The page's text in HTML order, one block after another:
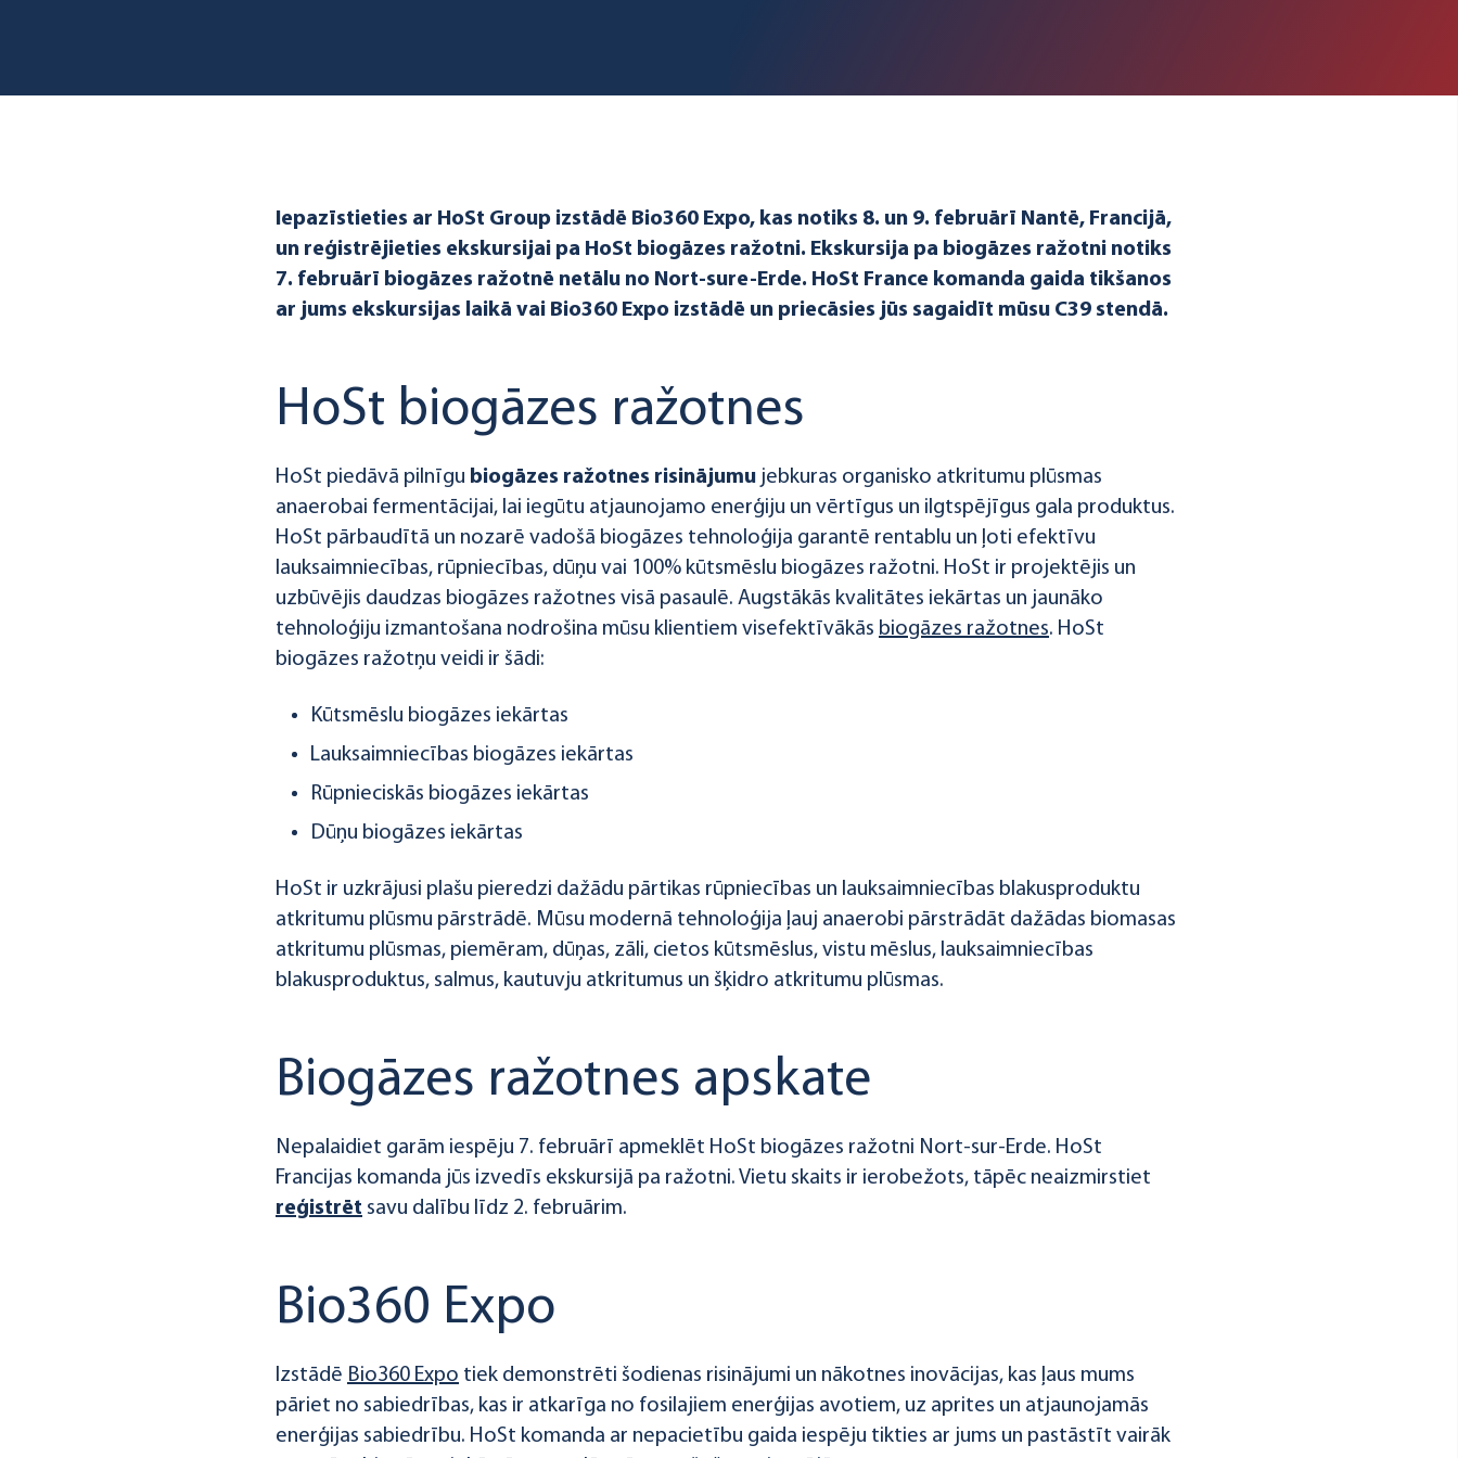
Iepazīstieties ar HoSt Group izstādē Bio360 Expo, kas notiks 8. un 9. februārī Nantē, Francijā,
un reģistrējieties ekskursijai pa HoSt biogāzes ražotni. Ekskursija pa biogāzes ražotni notiks
7. februārī biogāzes ražotnē netālu no Nort-sure-Erde. HoSt France komanda gaida tikšanos
ar jums ekskursijas laikā vai Bio360 Expo izstādē un priecāsies jūs sagaidīt mūsu C39 stendā.
HoSt biogāzes ražotnes
HoSt piedāvā pilnīgu biogāzes ražotnes risinājumu jebkuras organisko atkritumu plūsmas
anaerobai fermentācijai, lai iegūtu atjaunojamo enerģiju un vērtīgus un ilgtspējīgus gala produktus.
HoSt pārbaudītā un nozarē vadošā biogāzes tehnoloģija garantē rentablu un ļoti efektīvu
lauksaimniecības, rūpniecības, dūņu vai 100% kūtsmēslu biogāzes ražotni. HoSt ir projektējis un
uzbūvējis daudzas biogāzes ražotnes visā pasaulē. Augstākās kvalitātes iekārtas un jaunāko
tehnoloģiju izmantošana nodrošina mūsu klientiem visefektīvākās biogāzes ražotnes. HoSt
biogāzes ražotņu veidi ir šādi:
Kūtsmēslu biogāzes iekārtas
Lauksaimniecības biogāzes iekārtas
Rūpnieciskās biogāzes iekārtas
Dūņu biogāzes iekārtas
HoSt ir uzkrājusi plašu pieredzi dažādu pārtikas rūpniecības un lauksaimniecības blakusproduktu
atkritumu plūsmu pārstrādē. Mūsu modernā tehnoloģija ļauj anaerobi pārstrādāt dažādas biomasas
atkritumu plūsmas, piemēram, dūņas, zāli, cietos kūtsmēslus, vistu mēslus, lauksaimniecības
blakusproduktus, salmus, kautuvju atkritumus un šķidro atkritumu plūsmas.
Biogāzes ražotnes apskate
Nepalaidiet garām iespēju 7. februārī apmeklēt HoSt biogāzes ražotni Nort-sur-Erde. HoSt
Francijas komanda jūs izvedīs ekskursijā pa ražotni. Vietu skaits ir ierobežots, tāpēc neaizmirstiet
reģistrēt savu dalību līdz 2. februārim.
Bio360 Expo
Izstādē Bio360 Expo tiek demonstrēti šodienas risinājumi un nākotnes inovācijas, kas ļaus mums
pāriet no sabiedrības, kas ir atkarīga no fosilajiem enerģijas avotiem, uz aprites un atjaunojamās
enerģijas sabiedrību. HoSt komanda ar nepacietību gaida iespēju tikties ar jums un pastāstīt vairāk